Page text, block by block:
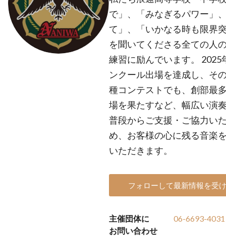
で」、「みなぎるパワー」
て」、「いかなる時も限界
を聞いてくださる全ての人
練習に励んでいます。
ンクール出場を達成し、そ
種コンテストでも、創部最
場を果たすなど、幅広い演
普段からご支援・ご協力い
め、お客様の心に残る音楽
いただきます。
フォローして最新情報を受
主催団体に
お問い合わせ
06-6693-4031